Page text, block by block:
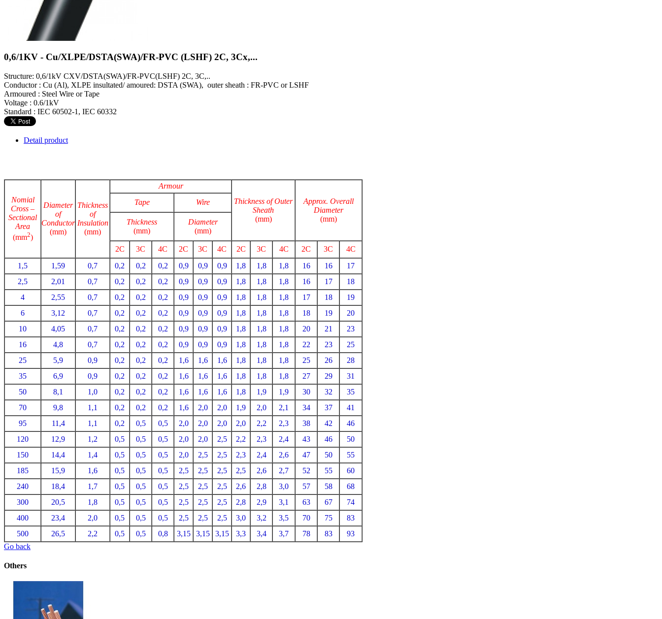
0,6/1KV - Cu/XLPE/DSTA(SWA)/FR-PVC (LSHF) 2C, 3Cx,...
Structure: 0,6/1kV CXV/DSTA(SWA)/FR-PVC(LSHF) 2C, 3C,..
Conductor : Cu (Al), XLPE insultated/ amoured: DSTA (SWA), outer sheath : FR-PVC or LSHF
Armoured : Steel Wire or Tape
Voltage : 0.6/1kV
Standard : IEC 60502-1, IEC 60332
Detail product
Nomial
Cross –
Sectional
Area
(mm2)
Diameter
of
Conductor
(mm)
Thickness
of
Insulation
(mm)
Armour
Thickness of Outer
Sheath
(mm)
Approx. Overall
Diameter
(mm)
Tape Wire
Thickness
(mm)
Diameter
(mm)
2C 3C 4C 2C 3C 4C 2C 3C 4C 2C 3C
4C
1,5
1,59 0,7 0,2 0,2 0,2 0,9 0,9 0,9 1,8 1,8 1,8 16 16
17
2,5
2,01 0,7 0,2 0,2 0,2 0,9 0,9 0,9 1,8 1,8 1,8 16 17
18
4
2,55 0,7 0,2 0,2 0,2 0,9 0,9 0,9 1,8 1,8 1,8 17 18
19
6
3,12 0,7 0,2 0,2 0,2 0,9 0,9 0,9 1,8 1,8 1,8 18 19
20
10
4,05 0,7 0,2 0,2 0,2 0,9 0,9 0,9 1,8 1,8 1,8 20 21
23
16
4,8 0,7 0,2 0,2 0,2 0,9 0,9 0,9 1,8 1,8 1,8 22 23
25
25
5,9 0,9 0,2 0,2 0,2 1,6 1,6 1,6 1,8 1,8 1,8 25 26
28
35
6,9 0,9 0,2 0,2 0,2 1,6 1,6 1,6 1,8 1,8 1,8 27 29
31
50
8,1 1,0 0,2 0,2 0,2 1,6 1,6 1,6 1,8 1,9 1,9 30 32
35
70
9,8 1,1 0,2 0,2 0,2 1,6 2,0 2,0 1,9 2,0 2,1 34 37
41
95
11,4 1,1 0,2 0,5 0,5 2,0 2,0 2,0 2,0 2,2 2,3 38 42
46
120
12,9 1,2 0,5 0,5 0,5 2,0 2,0 2,5 2,2 2,3 2,4 43 46
50
150
14,4 1,4 0,5 0,5 0,5 2,0 2,5 2,5 2,3 2,4 2,6 47 50
55
185
15,9 1,6 0,5 0,5 0,5 2,5 2,5 2,5 2,5 2,6 2,7 52 55
60
240
18,4 1,7 0,5 0,5 0,5 2,5 2,5 2,5 2,6 2,8 3,0 57 58
68
300
20,5 1,8 0,5 0,5 0,5 2,5 2,5 2,5 2,8 2,9 3,1 63 67
74
400
23,4 2,0 0,5 0,5 0,5 2,5 2,5 2,5 3,0 3,2 3,5 70 75
83
500
26,5 2,2 0,5 0,5 0,8 3,15 3,15 3,15 3,3 3,4 3,7 78 83
93
Go back
Others